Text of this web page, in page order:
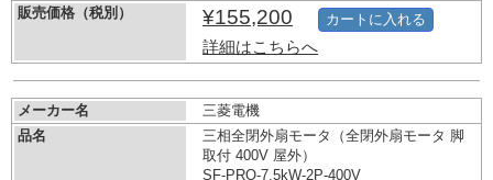
販売価格（税別）
¥155,200
詳細はこちらへ
カートに入れる
メーカー名
三菱電機
品名
三相全閉外扇モータ（全閉外扇モータ 脚
取付 400V 屋外）
SF-PRO-7.5kW-2P-400V